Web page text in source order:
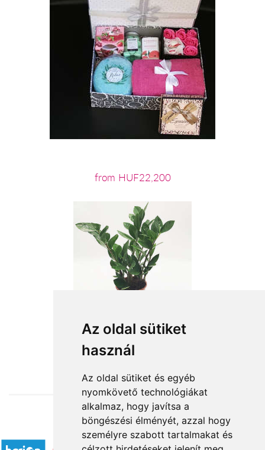
Az oldal sütiket
használ
Az oldal sütiket és egyéb
nyomkövető technológiákat
alkalmaz, hogy javítsa a
böngészési élményét, azzal hogy
személyre szabott tartalmakat és
from HUF22,200
from HUF10,480
Accepted payment methods